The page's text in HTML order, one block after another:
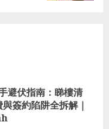
避伏指南：睇樓清
簽約陷阱全拆解｜